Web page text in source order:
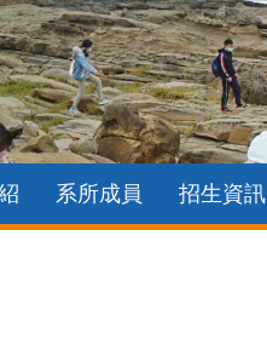
系所成員 招生資訊